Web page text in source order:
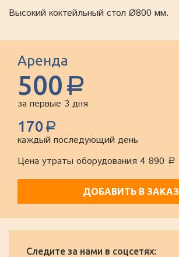
Высокий коктейльный стол Ø800 мм.
Аренда
500 a
за первые 3 дня
170 a
каждый последующий день
Цена утраты оборудования 4 890
a
ДОБАВИТЬ В ЗАКАЗ
Следите за нами в соцсетях: